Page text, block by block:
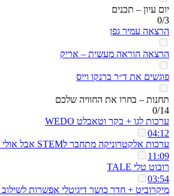
יום עיון – תכנים
0/3
הרצאה עמיר גפן
הרצאה הוראה מעשית – אריק
פוגשים את ד״ר ברנקו וייס
תחנות – בחרו את החוויה שלכם
0/14
ערכות לגו + בקר וטאבלט WEDO
04:12
ערכות אלקטרוניקה מתחבר לSTEM אבל אולי מתאים רק למורי מדעים
11:09
רובוט טלי TALE
03:54
מיקרוביט + חדר כושר דיגיטלי אפשרות לשילוב AI